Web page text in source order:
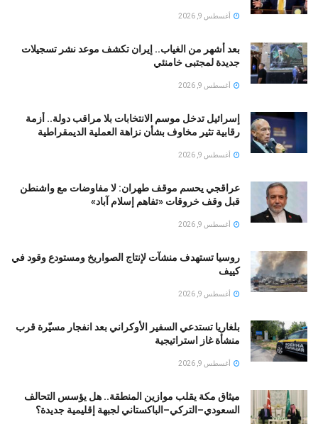
أغسطس 9, 2026
بعد أشهر من الغياب.. إيران تكشف موعد نشر تسجيلات
جديدة لمجتبى خامنئي
أغسطس 9, 2026
إسرائيل تدخل موسم الانتخابات بلا مراقب دولة.. أزمة
رقابية تثير مخاوف بشأن نزاهة العملية الديمقراطية
أغسطس 9, 2026
عراقجي يحسم موقف طهران: لا مفاوضات مع واشنطن
قبل وقف خروقات «تفاهم إسلام آباد»
أغسطس 9, 2026
روسيا تستهدف منشآت لإنتاج الصواريخ ومستودع وقود في
كييف
أغسطس 9, 2026
بلغاريا تستدعي السفير الأوكراني بعد انفجار مسيّرة قرب
منشأة غاز استراتيجية
أغسطس 9, 2026
ميثاق مكة يقلب موازين المنطقة.. هل يؤسس التحالف
السعودي–التركي–الباكستاني لجبهة إقليمية جديدة؟